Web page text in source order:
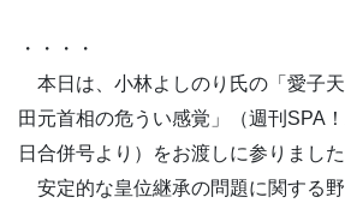
・・・・
本日は、小林よしのり氏の「愛子
田元首相の危うい感覚」（週刊SPA
日合併号より）をお渡しに参りました
安定的な皇位継承の問題に関する